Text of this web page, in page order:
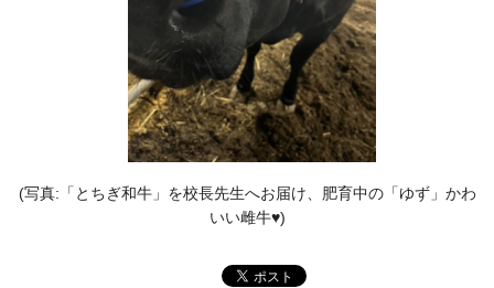
(写真:「とちぎ和牛」を校長先生へお届け、肥育中の「ゆず」かわ
いい雌牛♥)